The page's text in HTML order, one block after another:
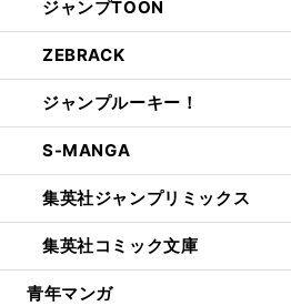
ジャンプTOON
ZEBRACK
ジャンプルーキー！
S-MANGA
集英社ジャンプリミックス
集英社コミック文庫
青年マンガ